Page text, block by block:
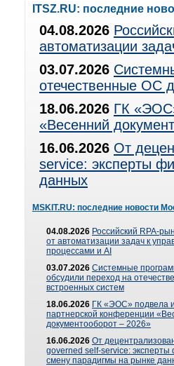
ITSZ.RU: последние
04.08.2026
автоматизации
03.07.2026
отечественные ОС
18.06.2026 ГК
«Весенний
16.06.2026 От
service: эксперты
данных
MSKIT.RU: последние новости
04.08.2026 Российский RPA-
от автоматизации задач к
процессами и AI
03.07.2026 Системные
обсудили переход на
встроенных систем
18.06.2026 ГК «ЭОС» подвела
партнерской конференции
документооборот – 2026»
16.06.2026 От
governed self-service: эксперты
смену парадигмы на рынке